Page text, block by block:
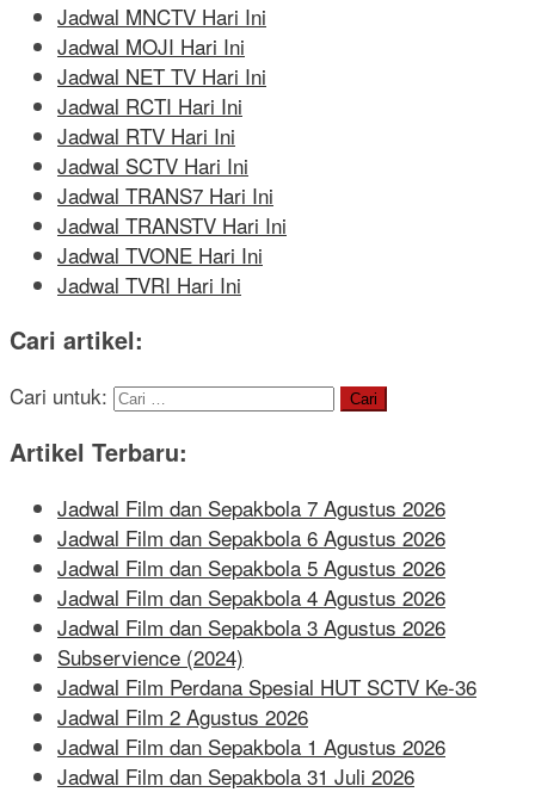
Jadwal MNCTV Hari Ini
Jadwal MOJI Hari Ini
Jadwal NET TV Hari Ini
Jadwal RCTI Hari Ini
Jadwal RTV Hari Ini
Jadwal SCTV Hari Ini
Jadwal TRANS7 Hari Ini
Jadwal TRANSTV Hari Ini
Jadwal TVONE Hari Ini
Jadwal TVRI Hari Ini
Cari artikel:
Cari untuk:
Artikel Terbaru:
Jadwal Film dan Sepakbola 7 Agustus 2026
Jadwal Film dan Sepakbola 6 Agustus 2026
Jadwal Film dan Sepakbola 5 Agustus 2026
Jadwal Film dan Sepakbola 4 Agustus 2026
Jadwal Film dan Sepakbola 3 Agustus 2026
Subservience (2024)
Jadwal Film Perdana Spesial HUT SCTV Ke-36
Jadwal Film 2 Agustus 2026
Jadwal Film dan Sepakbola 1 Agustus 2026
Jadwal Film dan Sepakbola 31 Juli 2026